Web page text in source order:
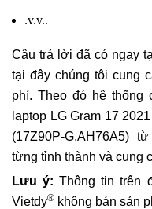
.v.v..
Câu trả lời đã có ngay
tại đây chúng tôi cung
phí. Theo đó hệ thống
laptop LG Gram 17
(17Z90P-G.AH76A5)
từng tỉnh thành và cung
Lưu ý: Thông tin trên
Vietdy® không bán sản